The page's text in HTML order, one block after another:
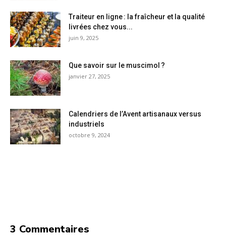
Traiteur en ligne : la fraîcheur et la qualité
livrées chez vous...
juin 9, 2025
Que savoir sur le muscimol ?
janvier 27, 2025
Calendriers de l’Avent artisanaux versus
industriels
octobre 9, 2024
3 Commentaires